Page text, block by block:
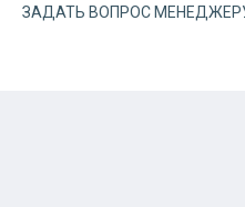
ЗАДАТЬ ВОПРОС